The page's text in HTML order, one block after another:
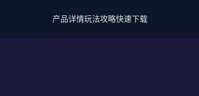
产品详情玩法攻略快速下载